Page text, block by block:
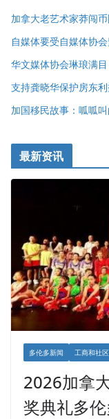
加拿大老艺术家莽闯
自媒体要受自媒体协会
华文媒体协会琳琅满
支持龚晓华保护房东
加国移民故事：呱呱叫
最新资讯
多伦多新闻 工商和社
2026加拿
奖典礼多